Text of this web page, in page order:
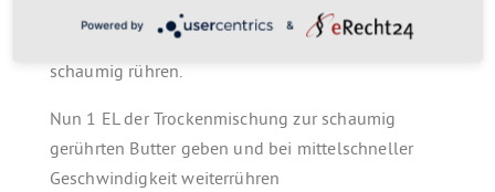
Bittermandel, Marzipanrohmasse und restlichem
Zucker mit einem Handrührgerät (Rührbesen)
schaumig rühren.
Nun 1 EL der Trockenmischung zur schaumig
gerührten Butter geben und bei mittelschneller
Geschwindigkeit weiterrühren
Powered by &